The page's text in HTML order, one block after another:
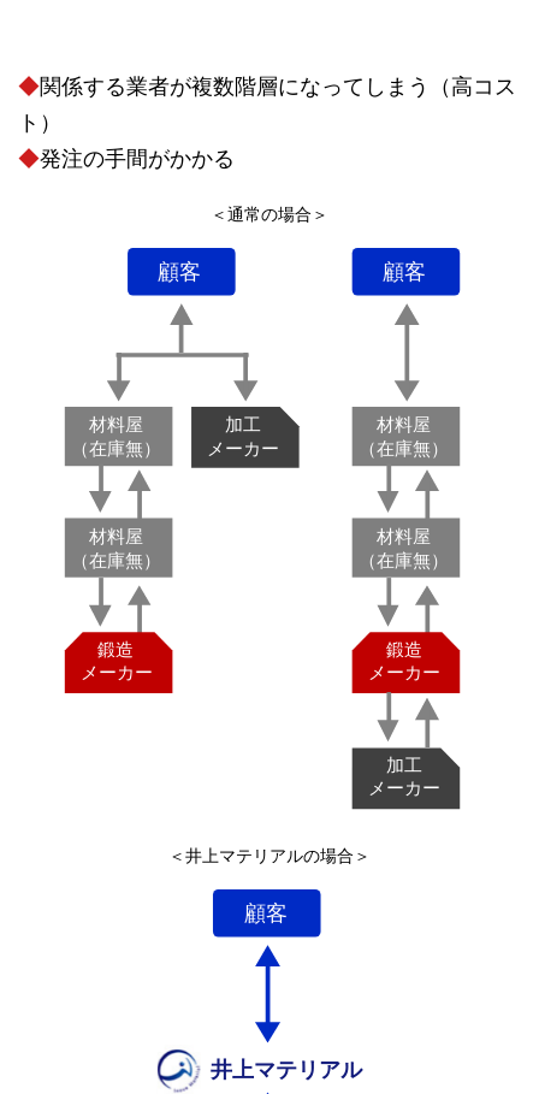
◆関係する業者が複数階層になってしまう（高コス
ト）
◆発注の手間がかかる
＜通常の場合＞
＜井上マテリアルの場合＞